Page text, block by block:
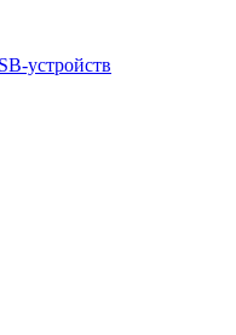
устройств